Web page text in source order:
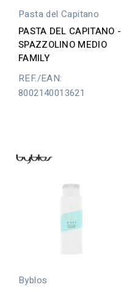
Pasta del Capitano
PASTA DEL CAPITANO -
SPAZZOLINO MEDIO
FAMILY
REF./EAN:
8002140013621
Byblos